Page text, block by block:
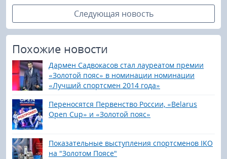
Следующая новость
Похожие новости
Дармен Садвокасов стал лауреатом премии
«Золотой пояс» в номинации номинации
«Лучший спортсмен 2014 года»
Переносятся Первенство России, «Belarus
Open Cup» и «Золотой пояс»
Показательные выступления спортсменов IKO
на "Золотом Поясе"